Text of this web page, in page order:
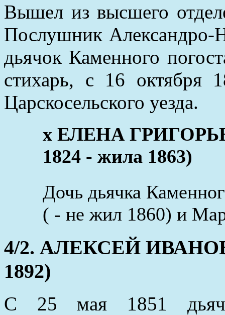
Вышел из высшего
Послушник Александро-
дьячок Каменного
стихарь, с 16 октября
Царскосельского уезда.
x ЕЛЕНА
1824 - жила 1863)
Дочь дьячка
( - не жил 1860) и
4/2. АЛЕКСЕЙ
1892)
С 25 мая 1851